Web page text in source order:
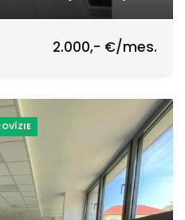
2.000,- €/mes.